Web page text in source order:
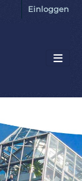
Einloggen